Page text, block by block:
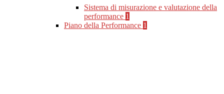
Sistema di misurazione e valutazione della
performance 1
Piano della Performance 1